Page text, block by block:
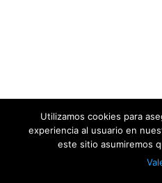
Utilizamos cookies para
experiencia al usuario en
este sitio asumiremos